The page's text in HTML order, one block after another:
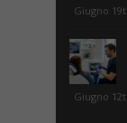
Giugno
Giugno